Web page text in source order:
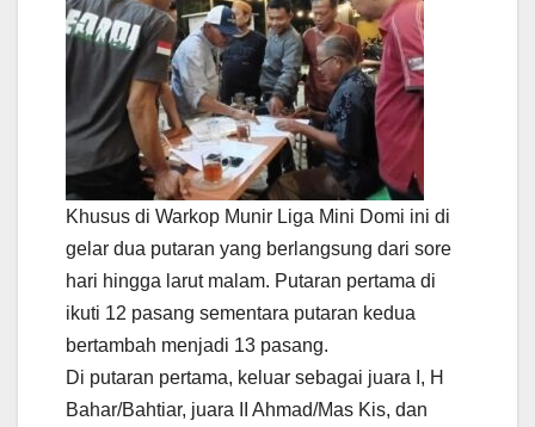
Khusus di Warkop Munir Liga Mini Domi ini di
gelar dua putaran yang berlangsung dari sore
hari hingga larut malam. Putaran pertama di
ikuti 12 pasang sementara putaran kedua
bertambah menjadi 13 pasang.
Di putaran pertama, keluar sebagai juara I, H
Bahar/Bahtiar, juara II Ahmad/Mas Kis, dan